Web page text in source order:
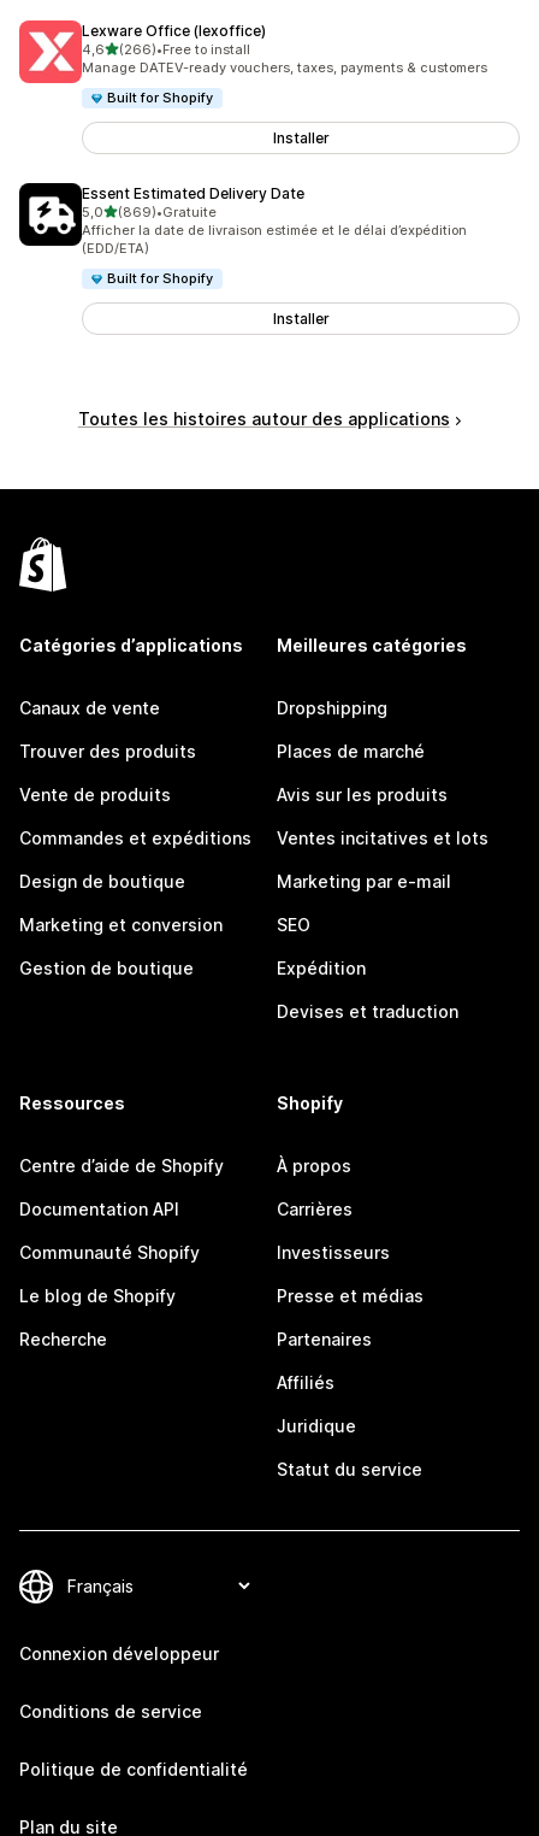
Lexware Office (lexoffice)
4,6étoile(s) sur 5
(266)
266 avis au total
•Free to install
Manage DATEV-ready vouchers, taxes, payments & customers
Built for Shopify
Installer
Essent Estimated Delivery Date
5,0étoile(s) sur 5
(869)
869 avis au total
•Gratuite
Afficher la date de livraison estimée et le délai d’expédition
(EDD/ETA)
Built for Shopify
Installer
Toutes les histoires autour des applications
Catégories d’applications
Canaux de vente
Trouver des produits
Vente de produits
Commandes et expéditions
Design de boutique
Marketing et conversion
Gestion de boutique
Meilleures catégories
Dropshipping
Places de marché
Avis sur les produits
Ventes incitatives et lots
Marketing par e-mail
SEO
Expédition
Devises et traduction
Ressources
Centre d’aide de Shopify
Documentation API
Communauté Shopify
Le blog de Shopify
Recherche
Shopify
À propos
Carrières
Investisseurs
Presse et médias
Partenaires
Affiliés
Juridique
Statut du service
Connexion développeur
Conditions de service
Politique de confidentialité
Plan du site